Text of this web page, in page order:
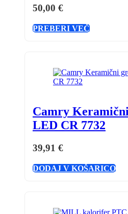
50,00 €
PREBERI VEČ
Camry
LED CR 7732
39,91 €
DODAJ V KOŠARICO